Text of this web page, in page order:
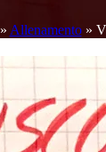
Allenamento»